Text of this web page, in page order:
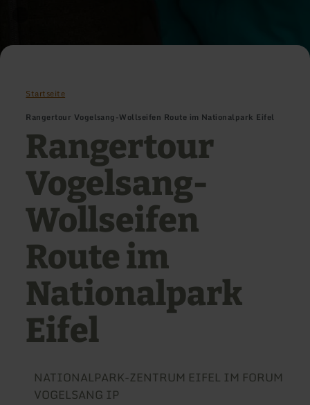
Startseite
Rangertour Vogelsang-Wollseifen Route im Nationalpark Eifel
Rangertour
Vogelsang-
Wollseifen
Route im
Nationalpark
Eifel
NATIONALPARK-ZENTRUM EIFEL IM FORUM
VOGELSANG IP